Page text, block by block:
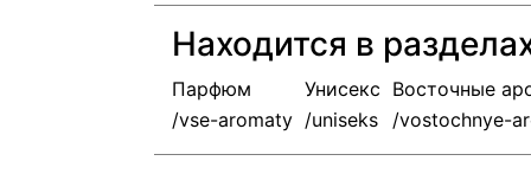
Находится в
Парфюм Унисекс Восточные